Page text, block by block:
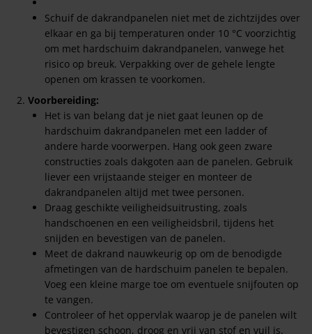
Schuif de dakrandpanelen niet met de zichtzijdes over
elkaar en ga bij temperaturen onder 10 °C voorzichtig
om met hardschuim dakrandpanelen, vanwege het
risico op breuk. Verpakking over de gehele lengte
openen om krassen te voorkomen.
Voorbereiding:
Het is van belang dat je niet gaat leunen op de
hardschuim dakrandpanelen met een ladder of
andere harde voorwerpen. Hang ook geen zware
constructies zoals dakgoten aan de panelen. Gebruik
liever een vrijstaande steiger en monteer de
dakrandpanelen altijd met twee personen.
Draag geschikte veiligheidsuitrusting, zoals
handschoenen en een veiligheidsbril, tijdens het
snijden en bevestigen van de panelen.
Meet de dakrand nauwkeurig op om de benodigde
afmetingen van de hardschuim panelen te bepalen.
Voeg een kleine marge toe om eventuele snijfouten op
te vangen.
Controleer of het oppervlak waarop je de panelen wilt
bevestigen schoon, droog en vrij van stof en vuil is.